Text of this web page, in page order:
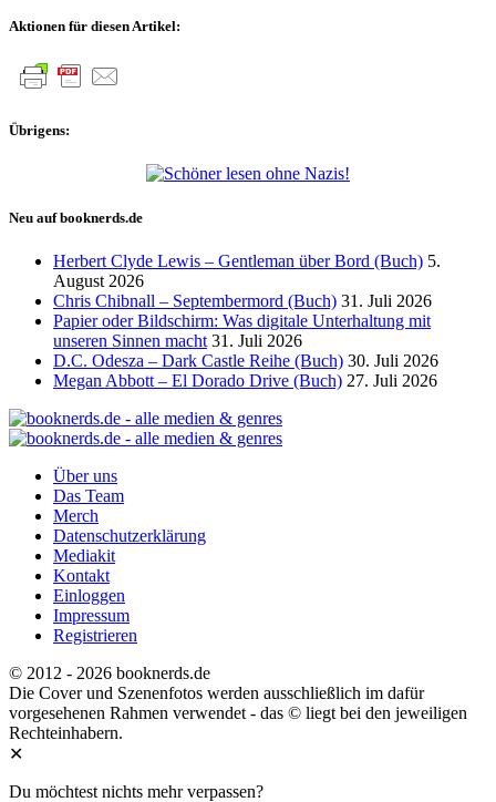
Aktionen für diesen Artikel:
Übrigens:
Neu auf booknerds.de
Herbert Clyde Lewis – Gentleman über Bord (Buch) 5.
August 2026
Chris Chibnall – Septembermord (Buch) 31. Juli 2026
Papier oder Bildschirm: Was digitale Unterhaltung mit
unseren Sinnen macht 31. Juli 2026
D.C. Odesza – Dark Castle Reihe (Buch) 30. Juli 2026
Megan Abbott – El Dorado Drive (Buch) 27. Juli 2026
Über uns
Das Team
Merch
Datenschutzerklärung
Mediakit
Kontakt
Einloggen
Impressum
Registrieren
© 2012 - 2026 booknerds.de
Die Cover und Szenenfotos werden ausschließlich im dafür
vorgesehenen Rahmen verwendet - das © liegt bei den jeweiligen
Rechteinhabern.
✕
Du möchtest nichts mehr verpassen?